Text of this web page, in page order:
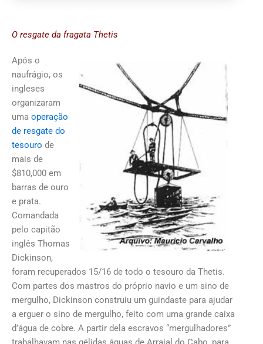
O resgate da fragata Thetis
Após o
naufrágio, os
ingleses
organizaram
uma operação
de resgate do
tesouro de
mais de
$810,000 em
barras de ouro
e prata.
Comandada
pelo capitão
inglês Thomas
Dickinson,
foram recuperados 15/16 de todo o tesouro da Thetis.
Com partes dos mastros do próprio navio e um sino de
mergulho, Dickinson construiu um guindaste para ajudar
a erguer o sino de mergulho, feito com uma grande caixa
d’água de cobre. A partir dela escravos “mergulhadores”